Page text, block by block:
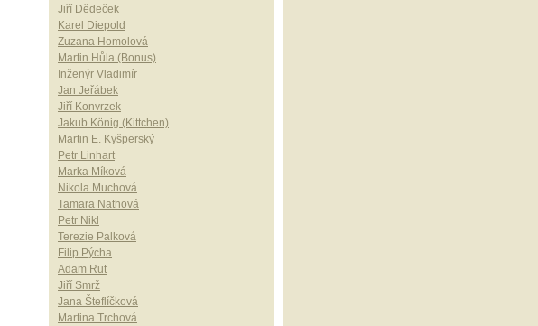
Jiří Dědeček
Karel Diepold
Zuzana Homolová
Martin Hůla (Bonus)
Inženýr Vladimír
Jan Jeřábek
Jiří Konvrzek
Jakub König (Kittchen)
Martin E. Kyšperský
Petr Linhart
Marka Míková
Nikola Muchová
Tamara Nathová
Petr Nikl
Terezie Palková
Filip Pýcha
Adam Rut
Jiří Smrž
Jana Šteflíčková
Martina Trchová